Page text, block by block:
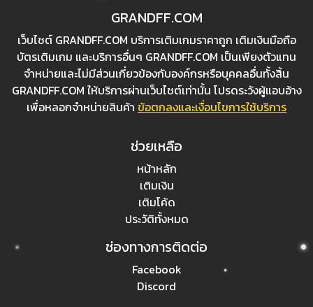
GRANDFF.COM
เว็บไชต์ GRANDFF.COM บริการเติมเกมราคาถูก เติมเงินมือถือ
บัตรเติมเกม และบริการอื่นๆ GRANDFF.COM เป็นเพียงตัวแทน
จำหน่ายและไม่มีส่วนเกี่ยวข้องกับองค์กรหรือบุคคลอื่นทั้งสิ้น
GRANDFF.COM ให้บริการผ่านเว็บไชต์เท่านั้น โปรดระวังผู้แอบอ้าง
เพื่อหลอกจำหน่ายสินค้า ข้อตกลงและเงื่อนไขการใช้บริการ
ช่วยเหลือ
หน้าหลัก
เติมเงิน
เติมโค้ด
ประวัติทั้งหมด
ช่องทางการติดต่อ
Facebook
Discord